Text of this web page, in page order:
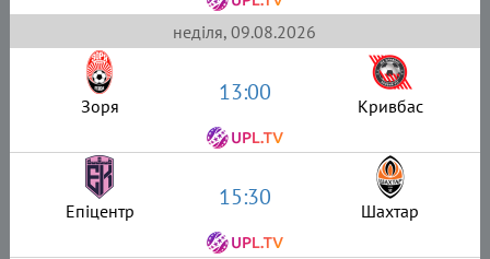
неділя, 09.08.2026
Зоря 13:00 Кривбас
Епіцентр 15:30 Шахтар